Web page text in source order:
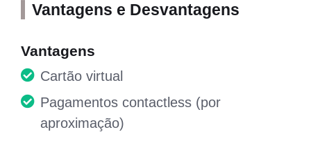
Vantagens e Desvantagens
Vantagens
Cartão virtual
Pagamentos contactless (por
aproximação)